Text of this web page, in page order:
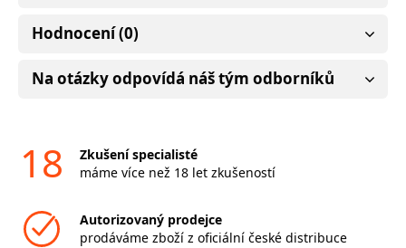
Hodnocení (0)
Na otázky odpovídá náš tým odborníků
18
Zkušení specialisté
máme více než 18 let zkušeností
Autorizovaný prodejce
prodáváme zboží z oficiální české distribuce